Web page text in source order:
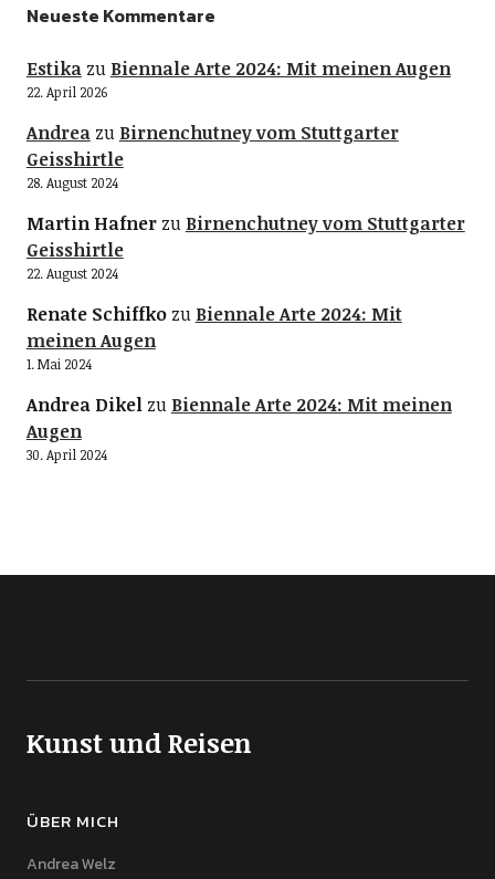
Neueste Kommentare
Estikazu Biennale Arte 2024: Mit meinen Augen
22. April 2026
Andreazu Birnenchutney vom Stuttgarter
Geisshirtle
28. August 2024
Martin Hafnerzu Birnenchutney vom Stuttgarter
Geisshirtle
22. August 2024
Renate Schiffkozu Biennale Arte 2024: Mit
meinen Augen
1. Mai 2024
Andrea Dikelzu Biennale Arte 2024: Mit meinen
Augen
30. April 2024
Kunst und Reisen
ÜBER MICH
Andrea Welz